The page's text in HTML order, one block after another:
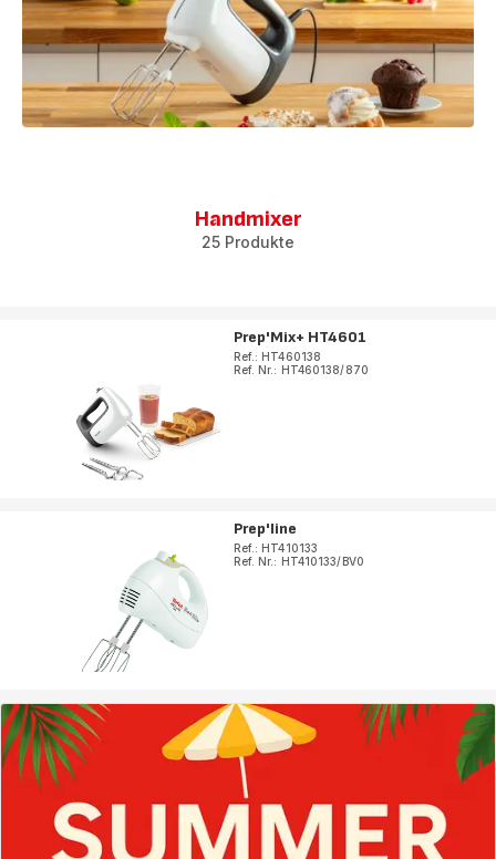
Handmixer
25 Produkte
Prep'Mix+ HT4601
Ref.: HT460138
Ref. Nr.: HT460138/870
Prep'line
Ref.: HT410133
Ref. Nr.: HT410133/BV0